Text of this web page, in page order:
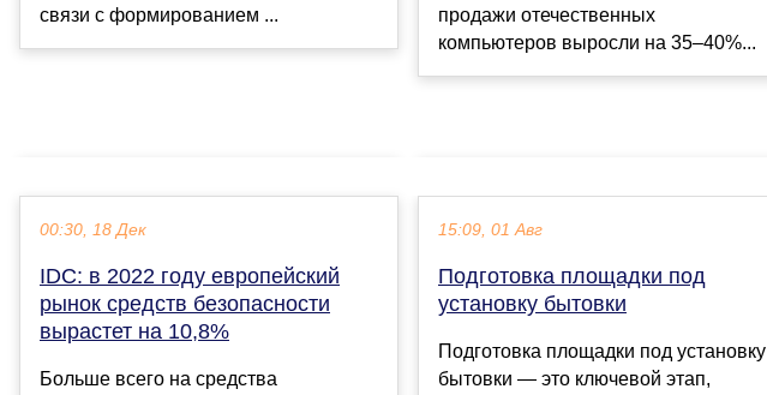
связи с формированием ...
продажи отечественных
компьютеров выросли на 35–40%...
00:30, 18 Дек
IDC: в 2022 году европейский
рынок средств безопасности
вырастет на 10,8%
Больше всего на средства
15:09, 01 Авг
Подготовка площадки под
установку бытовки
Подготовка площадки под установку
бытовки — это ключевой этап,